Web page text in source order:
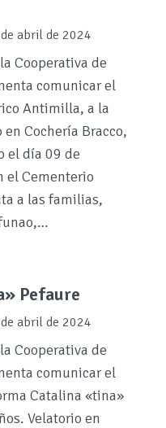
abril de 2024
Cooperativa de
comunicar el
Antimilla, a la
Cochería Bracco,
el día 09 de
el Cementerio
a las familias,
Pefaure
abril de 2024
Cooperativa de
comunicar el
Catalina «tina»
Velatorio en